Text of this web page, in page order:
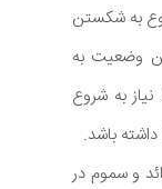
به شکستن
وضعیت به
به شروع
داشته باشد.
و سموم در